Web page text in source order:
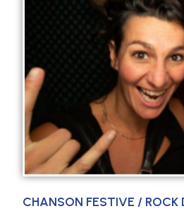
CHANSON FESTIVE / ROCK